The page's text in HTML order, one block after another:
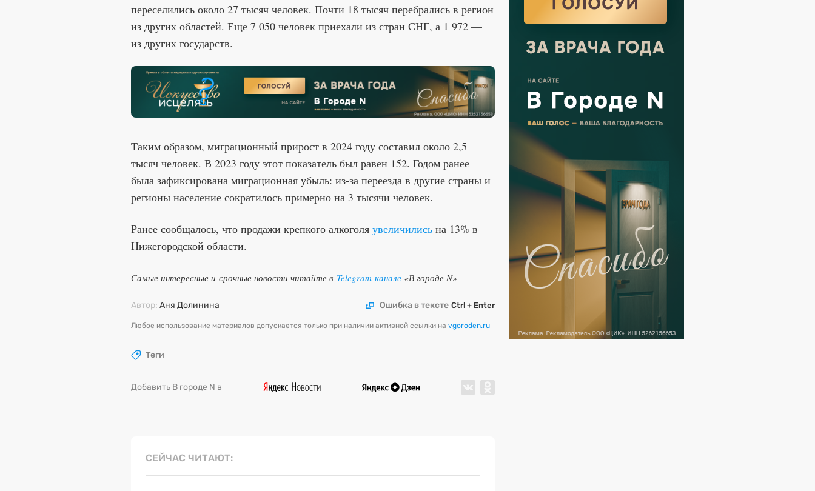
переселились около 27 тысяч человек. Почти 18 тысяч перебрались в регион
из других областей. Еще 7 050 человек приехали из стран СНГ, а 1 972 —
из других государств.
Таким образом, миграционный прирост в 2024 году составил около 2,5
тысяч человек. В 2023 году этот показатель был равен 152. Годом ранее
была зафиксирована миграционная убыль: из-за переезда в другие страны и
регионы население сократилось примерно на 3 тысячи человек.
Ранее сообщалось, что продажи крепкого алкоголя увеличились на 13% в
Нижегородской области.
Самые интересные и срочные новости читайте в Telegram-канале «В городе N»
Автор: Аня Долинина Ошибка в тексте Ctrl + Enter
Любое использование материалов допускается только при наличии активной ссылки на vgoroden.ru
Теги
Добавить В городе N в
СЕЙЧАС ЧИТАЮТ